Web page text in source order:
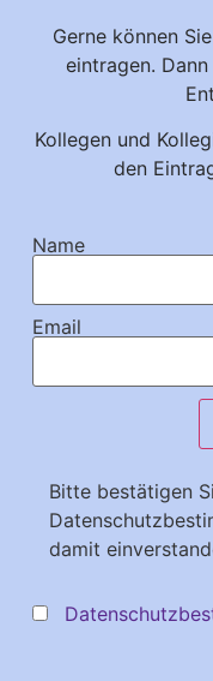
Gerne können
eintragen.
Kollegen und
den
Name
Email
Bitte bestätigen
damit